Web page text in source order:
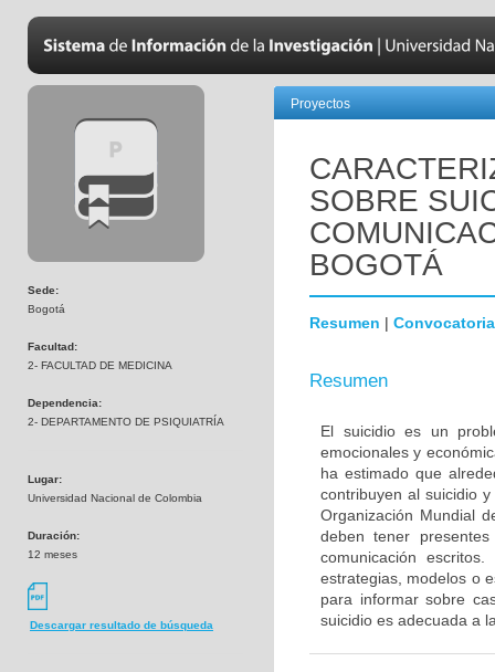
Sede:
Bogotá
Facultad:
2- FACULTAD DE MEDICINA
Dependencia:
2- DEPARTAMENTO DE PSIQUIATRÍA
Lugar:
Universidad Nacional de Colombia
Duración:
12 meses
Descargar resultado de búsqueda
Proyectos
SOBRE
BOGOTÁ
Resumen | Convocatoria
Resumen
El suicidio es un
emocionales y
ha estimado que
contribuyen al suicidio
Organización Mundial
deben tener
comunicación
estrategias, modelos o
para informar sobre
suicidio es adecuada a